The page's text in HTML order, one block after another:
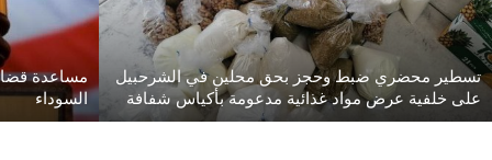
تسطير محضري ضبط وحجز بحق محلين في الشرحبيل
على خلفية عرض مواد غذائية مدعومة بأكياس شفافة
مساعدة
السوداء